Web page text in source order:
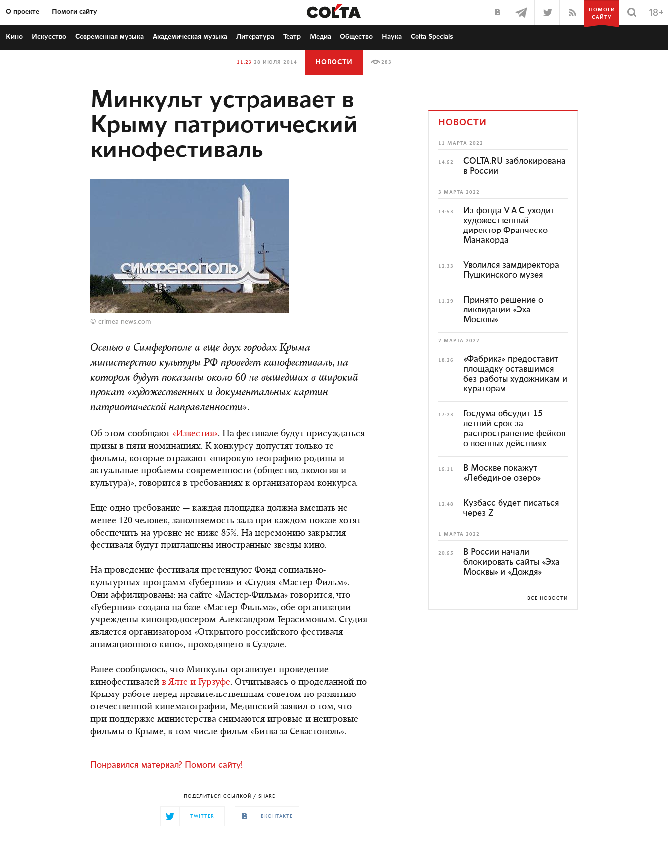
О проекте Помоги сайту
ПОМОГИ
САЙТУ
Кино Искусство Современная музыка Академическая музыка Литература Театр Медиа Общество Наука Colta Specials
11:23 28 ИЮЛЯ 2014 НОВОСТИ 283
Минкульт устраивает в
Крыму патриотический
кинофестиваль
© crimea-news.com
Осенью в Симферополе и еще двух городах Крыма
министерство культуры РФ проведет кинофестиваль, на
котором будут показаны около 60 не вышедших в широкий
прокат «художественных и документальных картин
патриотической направленности».
Об этом сообщают «Известия». На фестивале будут присуждаться
призы в пяти номинациях. К конкурсу допустят только те
фильмы, которые отражают «широкую географию родины и
актуальные проблемы современности (общество, экология и
культура)», говорится в требованиях к организаторам конкурса.
Еще одно требование — каждая площадка должна вмещать не
менее 120 человек, заполняемость зала при каждом показе хотят
обеспечить на уровне не ниже 85%. На церемонию закрытия
фестиваля будут приглашены иностранные звезды кино.
На проведение фестиваля претендуют Фонд социально-
культурных программ «Губерния» и «Студия «Мастер-Фильм».
Они аффилированы: на сайте «Мастер-Фильма» говорится, что
«Губерния» создана на базе «Мастер-Фильма», обе организации
учреждены кинопродюсером Александром Герасимовым. Студия
является организатором «Открытого российского фестиваля
анимационного кино», проходящего в Суздале.
Ранее сообщалось, что Минкульт организует проведение
кинофестивалей в Ялте и Гурзуфе. Отчитываясь о проделанной по
Крыму работе перед правительственным советом по развитию
отечественной кинематографии, Мединский заявил о том, что
при поддержке министерства снимаются игровые и неигровые
фильмы о Крыме, в том числе фильм «Битва за Севастополь».
Понравился материал? Помоги сайту!
ПОДЕЛИТЬСЯ ССЫЛКОЙ / SHARE
TWITTER ВКОНТАКТЕ
НОВОСТИ
11 МАРТА 2022
14:52
COLTA.RU заблокирована
в России
3 МАРТА 2022
14:53
Из фонда V-A-C уходит
художественный
директор Франческо
Манакорда
12:33
Уволился замдиректора
Пушкинского музея
11:29
Принято решение о
ликвидации «Эха
Москвы»
2 МАРТА 2022
18:26
«Фабрика» предоставит
площадку оставшимся
без работы художникам и
кураторам
17:23
Госдума обсудит 15-
летний срок за
распространение фейков
о военных действиях
15:11
В Москве покажут
«Лебединое озеро»
12:48
Кузбасс будет писаться
через Z
1 МАРТА 2022
20:55
В России начали
блокировать сайты «Эха
Москвы» и «Дождя»
ВСЕ НОВОСТИ